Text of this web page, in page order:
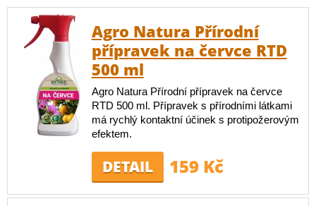
Agro Natura Přírodní
přípravek na červce RTD
500 ml
Agro Natura Přírodní přípravek na červce
RTD 500 ml. Přípravek s přírodními látkami
má rychlý kontaktní účinek s protipožerovým
efektem.
DETAIL 159 Kč